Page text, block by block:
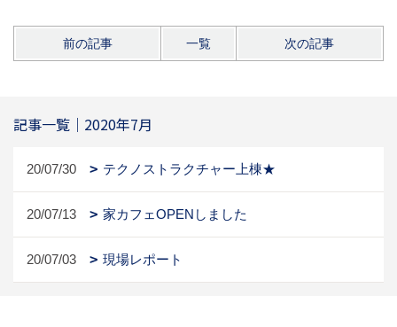
前の記事 一覧 次の記事
記事一覧｜2020年7月
20/07/30 テクノストラクチャー上棟★
20/07/13 家カフェOPENしました
20/07/03 現場レポート